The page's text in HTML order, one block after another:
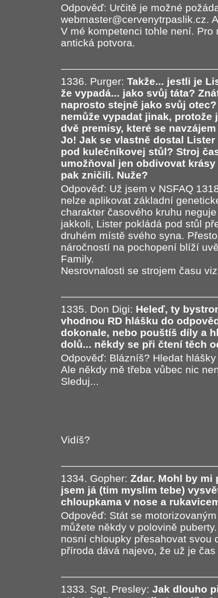
Odpověď: Určitě je možné
webmaster@cervenytrpaslik.cz.
V mé kompetenci tohle není.
antická potvora.
1336. Purger: Takže... jestli je
že vypadá... jako svůj táta?
naprosto stejně jako svůj
nemůže vypadat jinak,
dvě premisy, které se
Jo! Jak se vlastně dostal
pod kulečníkovej stůl? Stroj
umožňoval jen obdivovat
pak zničili. Nuže?
Odpověď: Už jsem v NSFAQ
nelze aplikovat základní
charakter časového kruhu
jakkoli, Lister pokládá pod stůl
druhém místě svého syna.
náročností na pochopení blíží
Family.
Nesrovnalosti se strojem času
1335. Don Digi: Heleď, ty
vhodnou RD hlášku do
dokonale, nebo pouštíš díly a
dolů... někdy se při čtení těch
Odpověď: Blázníš? Hledat
Ale někdy mě třeba vůbec nic
Sleduj...
Vidíš?
1334. Gopher: Zdar. Mohl by
jsem já (tim myslim tebe)
chloupkama v nose a
Odpověď: Stát se
můžete někdy v polovině
nosní chloupky přesahovat svou
příroda dává najevo, že už je
1333. Sgt. Presley: Jak dlouho